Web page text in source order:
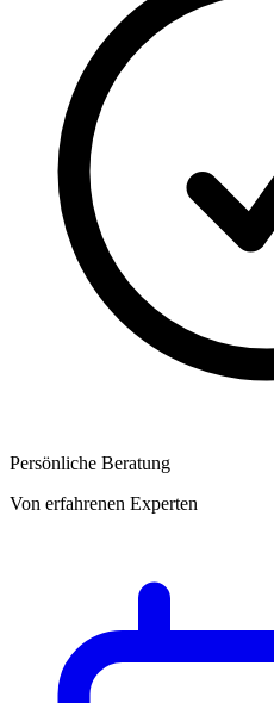
Persönliche Beratung
Von erfahrenen Experten